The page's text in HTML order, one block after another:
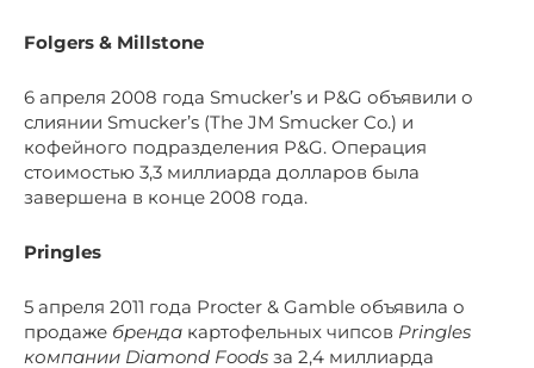
Folgers & Millstone
6 апреля 2008 года Smucker’s и P&G объявили о
слиянии Smucker’s (The JM Smucker Co.) и
кофейного подразделения P&G. Операция
стоимостью 3,3 миллиарда долларов была
завершена в конце 2008 года.
Pringles
5 апреля 2011 года Procter & Gamble объявила о
продаже бренда картофельных чипсов Pringles
компании Diamond Foods за 2,4 миллиарда